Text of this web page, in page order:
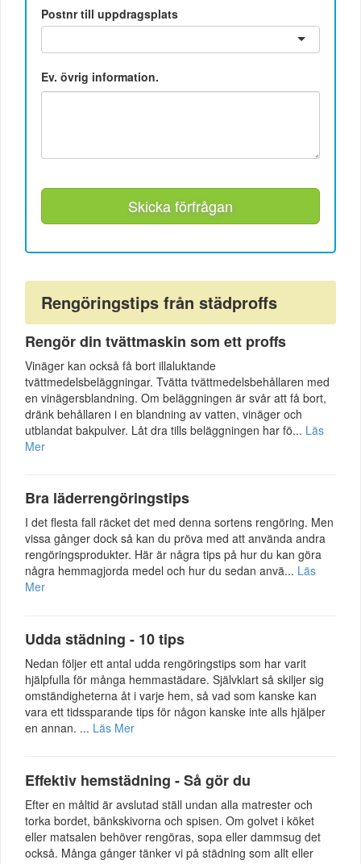
Postnr till uppdragsplats
Ev. övrig information.
Skicka förfrågan
Rengöringstips från städproffs
Rengör din tvättmaskin som ett proffs
Vinäger kan också få bort illaluktande
tvättmedelsbeläggningar. Tvätta tvättmedelsbehållaren med
en vinägersblandning. Om beläggningen är svår att få bort,
dränk behållaren i en blandning av vatten, vinäger och
utblandat bakpulver. Låt dra tills beläggningen har fö... Läs
Mer
Bra läderrengöringstips
I det flesta fall räcket det med denna sortens rengöring. Men
vissa gånger dock så kan du pröva med att använda andra
rengöringsprodukter. Här är några tips på hur du kan göra
några hemmagjorda medel och hur du sedan anvä... Läs
Mer
Udda städning - 10 tips
Nedan följer ett antal udda rengöringstips som har varit
hjälpfulla för många hemmastädare. Självklart så skiljer sig
omständigheterna åt i varje hem, så vad som kanske kan
vara ett tidssparande tips för någon kanske inte alls hjälper
en annan. ... Läs Mer
Effektiv hemstädning - Så gör du
Efter en måltid är avslutad ställ undan alla matrester och
torka bordet, bänkskivorna och spisen. Om golvet i köket
eller matsalen behöver rengöras, sopa eller dammsug det
också. Många gånger tänker vi på städning som allt eller